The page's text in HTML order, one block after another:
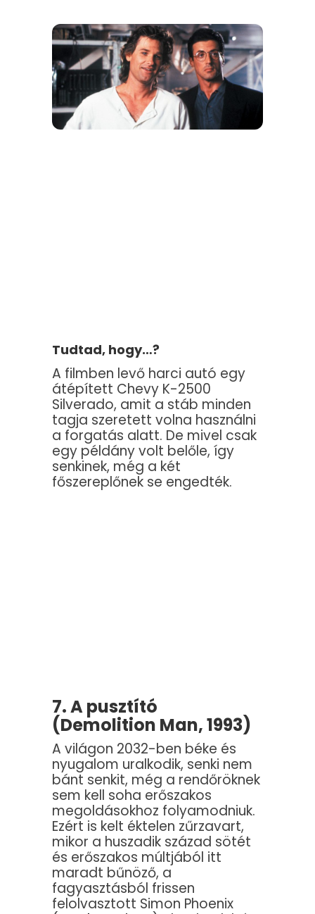
Tudtad, hogy…?
A filmben levő harci autó egy
átépített Chevy K-2500
Silverado, amit a stáb minden
tagja szeretett volna használni
a forgatás alatt. De mivel csak
egy példány volt belőle, így
senkinek, még a két
főszereplőnek se engedték.
7. A pusztító
(Demolition Man, 1993)
A világon 2032-ben béke és
nyugalom uralkodik, senki nem
bánt senkit, még a rendőröknek
sem kell soha erőszakos
megoldásokhoz folyamodniuk.
Ezért is kelt éktelen zűrzavart,
mikor a huszadik század sötét
és erőszakos múltjából itt
maradt bűnöző, a
fagyasztásból frissen
felolvasztott Simon Phoenix